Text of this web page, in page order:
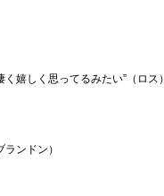
嬉しく思ってるみたい”（ロス）
ンドン）